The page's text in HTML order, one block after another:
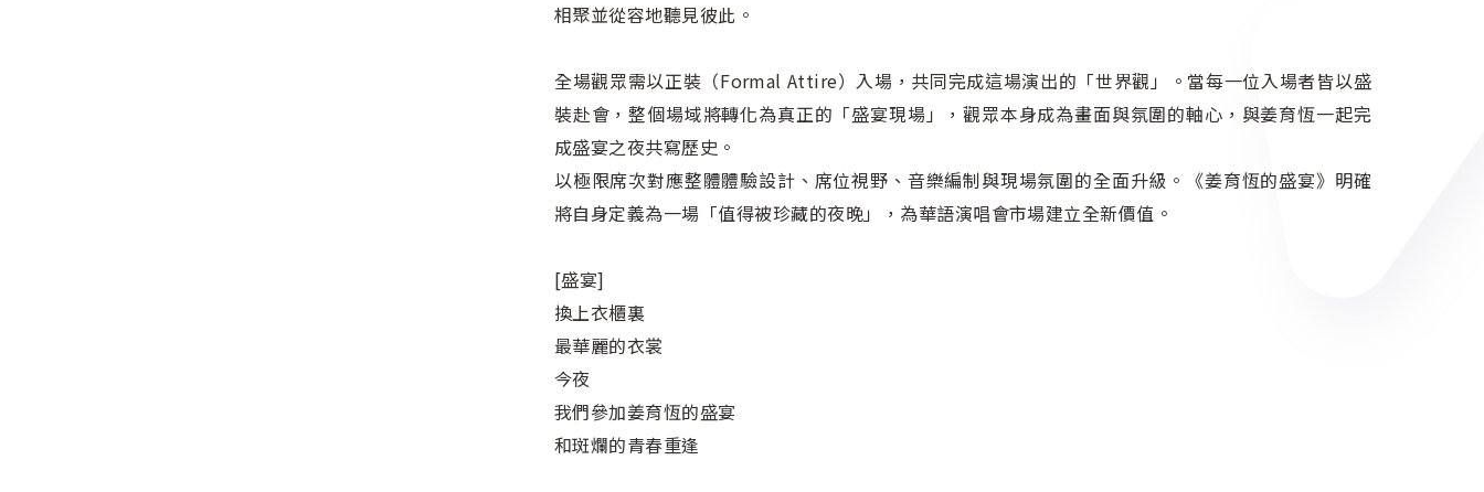
相聚並從容地聽見彼此。
全場觀眾需以正裝（Formal Attire）入場，共同完成這場演出的「世界觀」。當每一位入場者皆以盛
裝赴會，整個場域將轉化為真正的「盛宴現場」，觀眾本身成為畫面與氛圍的軸心，與姜育恆一起完
成盛宴之夜共寫歷史。
以極限席次對應整體體驗設計、席位視野、音樂編制與現場氛圍的全面升級。《姜育恆的盛宴》明確
將自身定義為一場「值得被珍藏的夜晚」，為華語演唱會市場建立全新價值。
[盛宴]
換上衣櫃裏
最華麗的衣裳
今夜
我們參加姜育恆的盛宴
和斑爛的青春重逢